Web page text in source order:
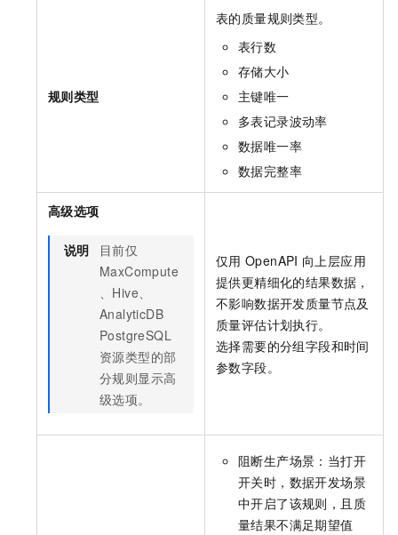
规则类型
表的质量规则类型。
表行数
存储大小
主键唯一
多表记录波动率
数据唯一率
数据完整率
高级选项
说明
目前仅
MaxCompute
、Hive、
AnalyticDB
PostgreSQL
资源类型的部
分规则显示高
级选项。
仅用 OpenAPI 向上层应用
提供更精细化的结果数据，
不影响数据开发质量节点及
质量评估计划执行。
选择需要的分组字段和时间
参数字段。
阻断生产场景：当打开
开关时，数据开发场景
中开启了该规则，且质
量结果不满足期望值